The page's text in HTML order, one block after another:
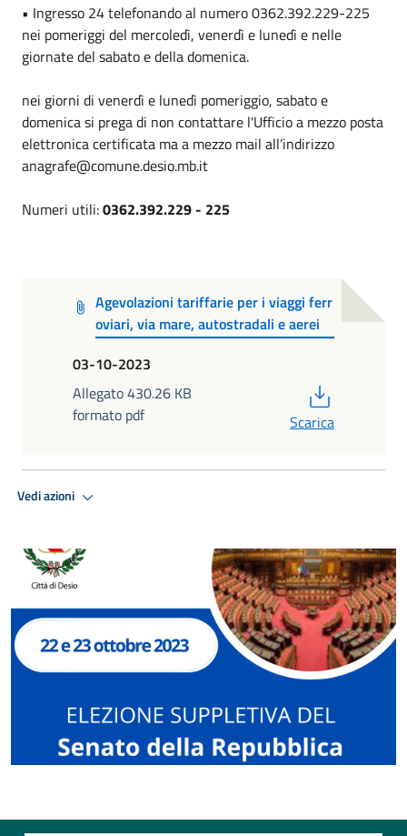
• Ingresso 24 telefonando al numero 0362.392.229-225
nei pomeriggi del mercoledì, venerdì e lunedì e nelle
giornate del sabato e della domenica.
nei giorni di venerdì e lunedì pomeriggio, sabato e
domenica si prega di non contattare l'Ufficio a mezzo posta
elettronica certificata ma a mezzo mail all’indirizzo
anagrafe@comune.desio.mb.it
Numeri utili:0362.392.229 - 225
Agevolazioni tariffarie per i viaggi ferr
oviari, via mare, autostradali e aerei
03-10-2023
Allegato 430.26 KB
formato pdf
Scarica
Vedi azioni